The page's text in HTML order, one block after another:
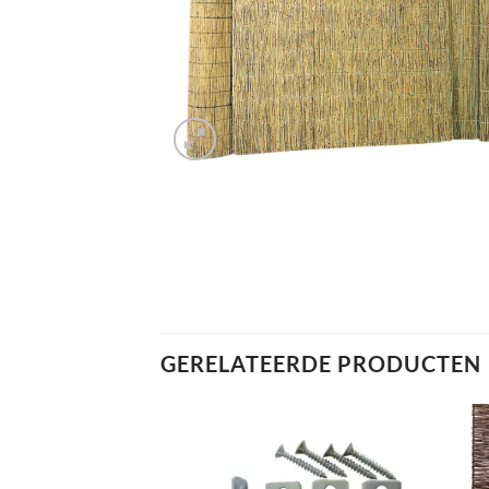
GERELATEERDE PRODUCTEN